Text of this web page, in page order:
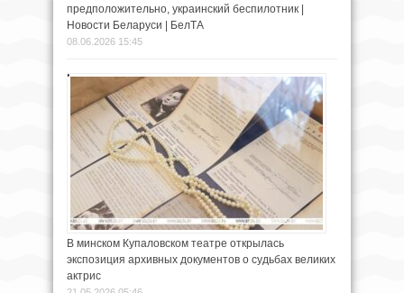
предположительно, украинский беспилотник |
Новости Беларуси | БелТА
08.06.2026 15:45
В минском Купаловском театре открылась
экспозиция архивных документов о судьбах великих
актрис